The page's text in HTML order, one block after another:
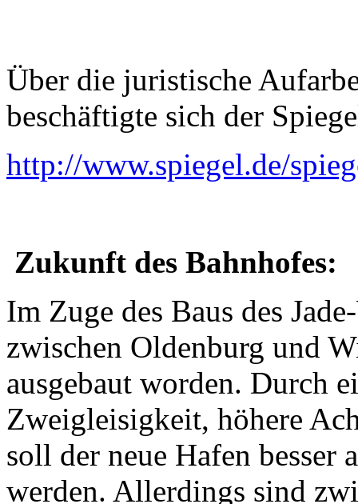
Über die juristische
beschäftigte sich der
http://www.spiegel.de/
Zukunft des Bahnhofes:
Im Zuge des Baus des
zwischen Oldenburg und
ausgebaut worden. Durch
Zweigleisigkeit, höhere
soll der neue Hafen besser
werden. Allerdings sind